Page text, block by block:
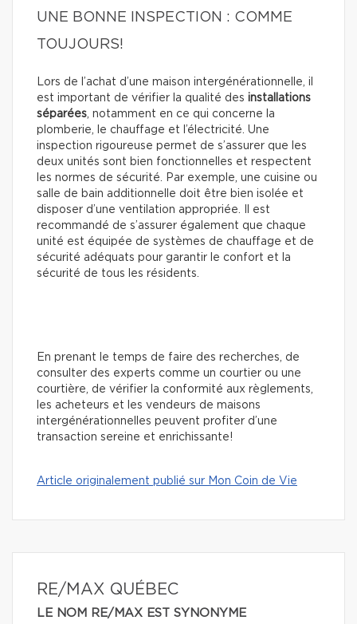
UNE BONNE INSPECTION : COMME
TOUJOURS!
Lors de l’achat d’une maison intergénérationnelle, il
est important de vérifier la qualité des installations
séparées, notamment en ce qui concerne la
plomberie, le chauffage et l’électricité. Une
inspection rigoureuse permet de s’assurer que les
deux unités sont bien fonctionnelles et respectent
les normes de sécurité. Par exemple, une cuisine ou
salle de bain additionnelle doit être bien isolée et
disposer d’une ventilation appropriée. Il est
recommandé de s’assurer également que chaque
unité est équipée de systèmes de chauffage et de
sécurité adéquats pour garantir le confort et la
sécurité de tous les résidents.
En prenant le temps de faire des recherches, de
consulter des experts comme un courtier ou une
courtière, de vérifier la conformité aux règlements,
les acheteurs et les vendeurs de maisons
intergénérationnelles peuvent profiter d’une
transaction sereine et enrichissante!
Article originalement publié sur Mon Coin de Vie
RE/MAX QUÉBEC
LE NOM RE/MAX EST SYNONYME